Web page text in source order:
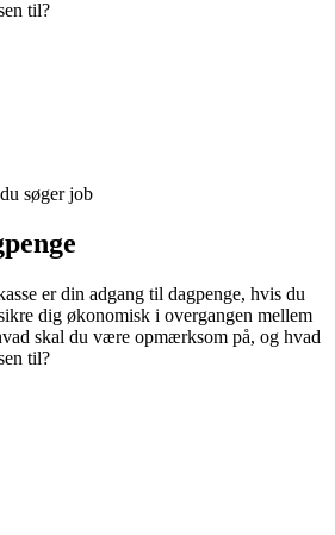
til?
søger job
er din adgang til dagpenge, hvis du
dig økonomisk i overgangen mellem
skal du være opmærksom på, og hvad
til?